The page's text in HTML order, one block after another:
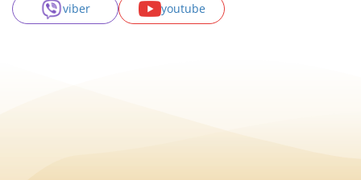
viber
youtube